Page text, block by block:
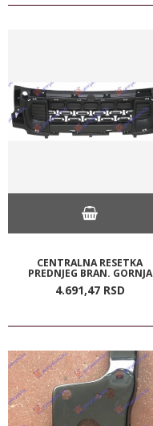
CENTRALNA RESETKA
PREDNJEG BRAN. GORNJA
4.691,47 RSD